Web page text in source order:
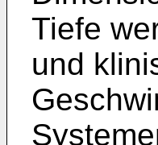
Tiefe
und